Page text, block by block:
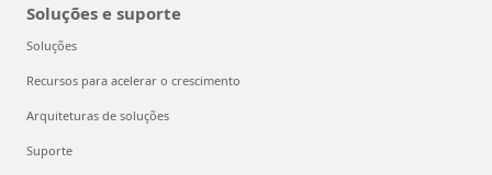
Soluções e suporte
Soluções
Recursos para acelerar o crescimento
Arquiteturas de soluções
Suporte